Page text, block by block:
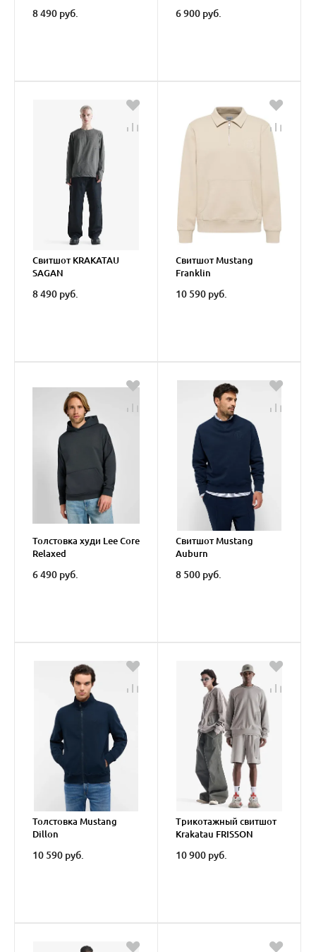
8 490 руб. 6 900 руб.
Свитшот KRAKATAU
SAGAN
8 490 руб.
Свитшот Mustang
Franklin
10 590 руб.
Толстовка худи Lee Core
Relaxed
6 490 руб.
Свитшот Mustang
Auburn
8 500 руб.
Толстовка Mustang
Dillon
10 590 руб.
Трикотажный свитшот
Krakatau FRISSON
10 900 руб.